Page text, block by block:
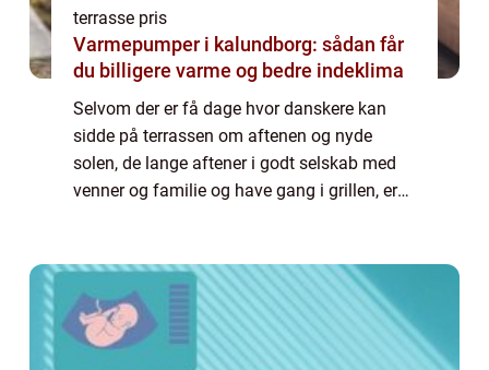
terrasse pris
Varmepumper i kalundborg: sådan får
du billigere varme og bedre indeklima
Selvom der er få dage hvor danskere kan
sidde på terrassen om aftenen og nyde
solen, de lange aftener i godt selskab med
venner og familie og have gang i grillen, er
me...